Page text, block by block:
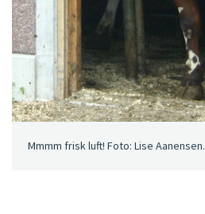
Mmmm frisk luft! Foto: Lise Aanensen.